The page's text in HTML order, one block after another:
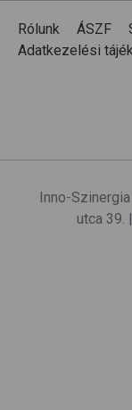
Rólunk ÁSZF
Adatkezelési
Inno-
utca 39. |